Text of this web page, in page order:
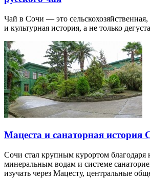
Чай в Сочи — это сельскохозяйственная,
и культурная история, а не только
Мацеста и санаторная история
Сочи стал крупным курортом благодаря
минеральным водам и системе
изучать через Мацесту, центральные